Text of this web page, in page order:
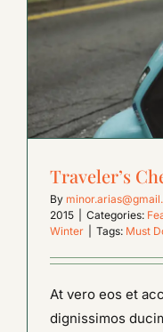
Traveler’s
By
2015
Categories:
Winter
Tags: Must
At vero eos et
dignissimos